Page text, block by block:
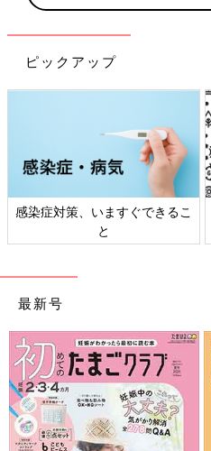
ピックアップ
のときの」赤ちゃん・
日本外来
最新号